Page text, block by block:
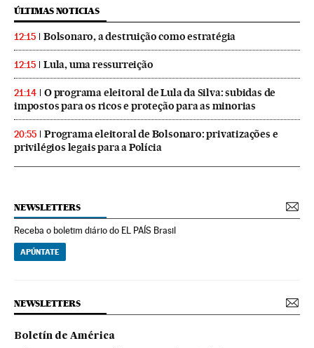
ÚLTIMAS NOTICIAS
12:15 Bolsonaro, a destruição como estratégia
12:15 Lula, uma ressurreição
21:14
O programa eleitoral de Lula da Silva: subidas de
impostos para os ricos e proteção para as minorias
20:55
Programa eleitoral de Bolsonaro: privatizações e
privilégios legais para a Polícia
NEWSLETTERS
Receba o boletim diário do EL PAÍS Brasil
APÚNTATE
NEWSLETTERS
Boletín de América